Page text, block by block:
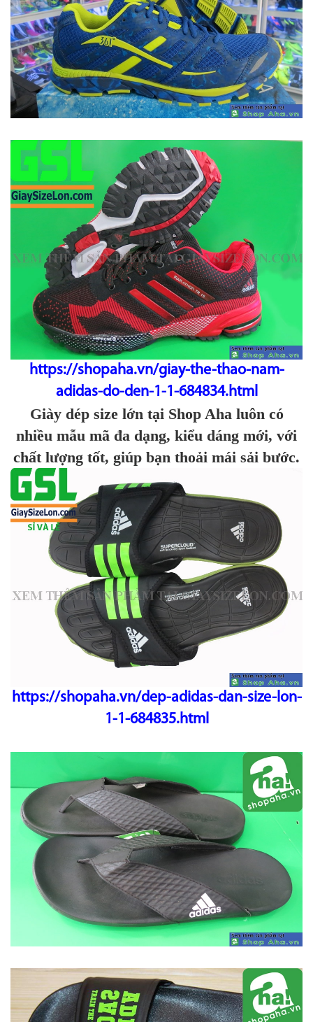
https://shopaha.vn/giay-the-thao-nam-
adidas-do-den-1-1-684834.html
Giày dép size lớn tại Shop Aha luôn có
nhiều mẫu mã đa dạng, kiểu dáng mới, với
chất lượng tốt, giúp bạn thoải mái sải bước.
https://shopaha.vn/dep-adidas-dan-size-lon-
1-1-684835.html